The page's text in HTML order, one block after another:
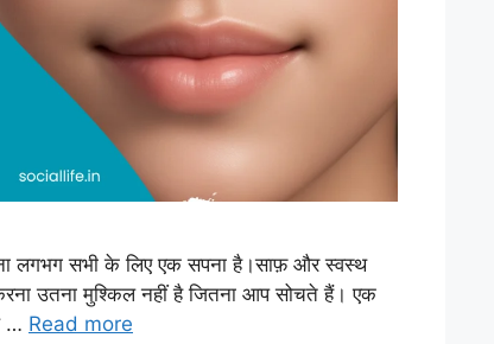
लगभग सभी के लिए एक सपना है।साफ़ और स्वस्थ
उतना मुश्किल नहीं है जितना आप सोचते हैं। एक
… Read more